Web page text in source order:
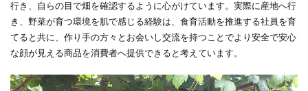
行き、自らの目で畑を確認するように心がけています。実際に産地へ行
き、野菜が育つ環境を肌で感じる経験は、食育活動を推進する社員を育
てると共に、作り手の方々とお会いし交流を持つことでより安全で安心
な顔が見える商品を消費者へ提供できると考えています。